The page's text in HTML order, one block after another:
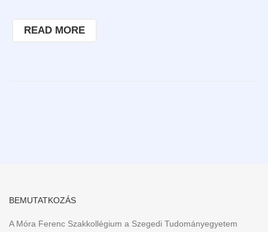
READ MORE
BEMUTATKOZÁS
A Móra Ferenc Szakkollégium a Szegedi Tudományegyetem